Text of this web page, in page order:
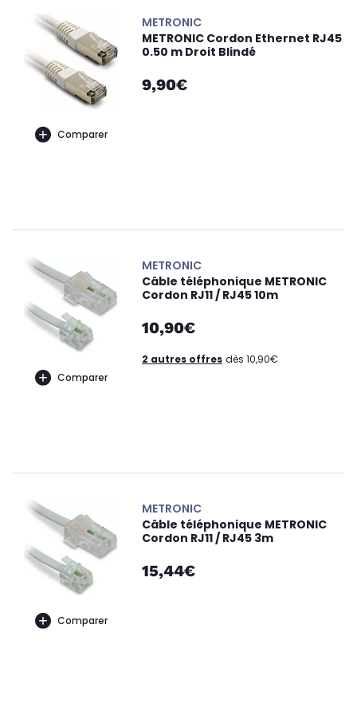
Comparer
METRONIC
METRONIC Cordon Ethernet RJ45
0.50 m Droit Blindé
9,90€
Comparer
METRONIC
Câble téléphonique METRONIC
Cordon RJ11 / RJ45 10m
10,90€
2 autres offres dès 10,90€
Comparer
METRONIC
Câble téléphonique METRONIC
Cordon RJ11 / RJ45 3m
15,44€